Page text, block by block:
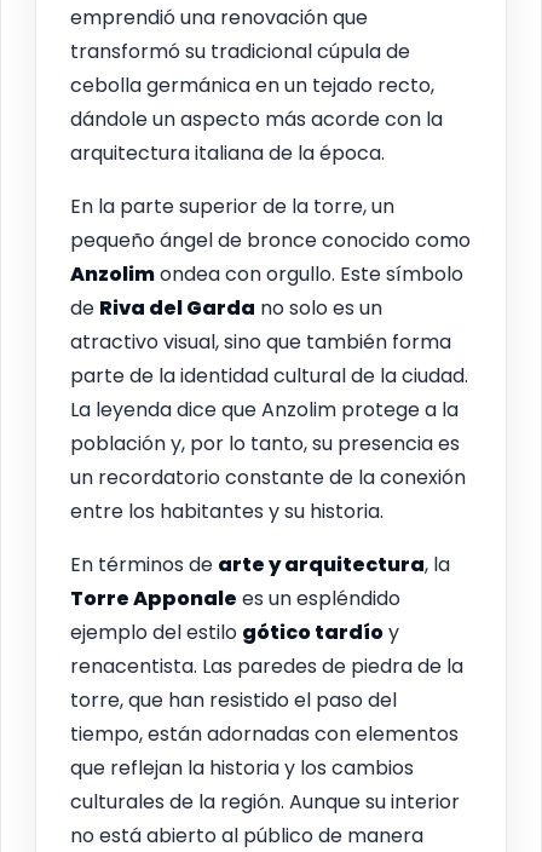
emprendió una renovación que
transformó su tradicional cúpula de
cebolla germánica en un tejado recto,
dándole un aspecto más acorde con la
arquitectura italiana de la época.
En la parte superior de la torre, un
pequeño ángel de bronce conocido como
Anzolimondea con orgullo. Este símbolo
de Riva del Garda no solo es un
atractivo visual, sino que también forma
parte de la identidad cultural de la ciudad.
La leyenda dice que Anzolim protege a la
población y, por lo tanto, su presencia es
un recordatorio constante de la conexión
entre los habitantes y su historia.
En términos de arte y arquitectura, la
Torre Apponale es un espléndido
ejemplo del estilo gótico tardíoy
renacentista. Las paredes de piedra de la
torre, que han resistido el paso del
tiempo, están adornadas con elementos
que reflejan la historia y los cambios
culturales de la región. Aunque su interior
no está abierto al público de manera